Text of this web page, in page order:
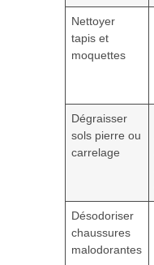
Nettoyer
tapis et
moquettes
Dégraisser
sols pierre ou
carrelage
Désodoriser
chaussures
malodorantes